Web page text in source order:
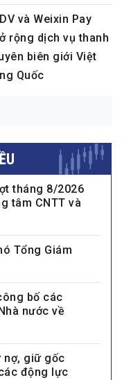
và Weixin Pay
rộng dịch vụ thanh
biên giới Việt
Quốc
tháng 8/2026
tâm CNTT và
Tổng Giám
bố các
nước về
nợ, giữ gốc
động lực